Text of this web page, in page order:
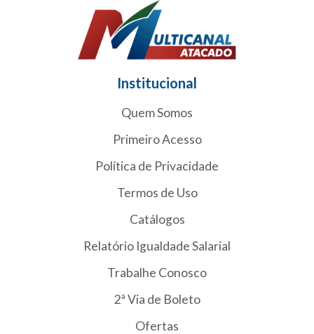
Institucional
Quem Somos
Primeiro Acesso
Política de Privacidade
Termos de Uso
Catálogos
Relatório Igualdade Salarial
Trabalhe Conosco
2ª Via de Boleto
Ofertas